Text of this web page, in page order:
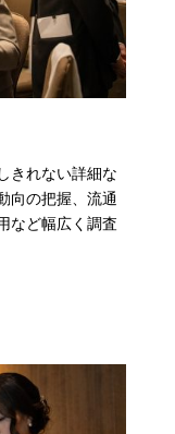
きれない詳細な
向の把握、流通
など幅広く調査